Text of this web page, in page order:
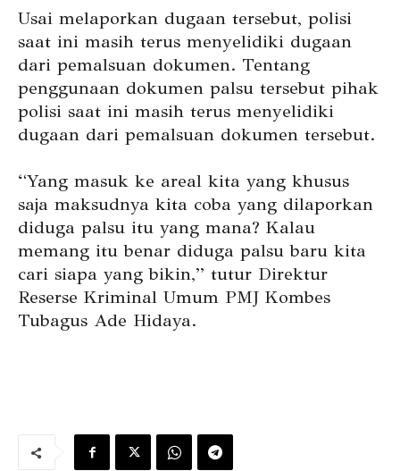
Usai melaporkan dugaan tersebut, polisi
saat ini masih terus menyelidiki dugaan
dari pemalsuan dokumen. Tentang
penggunaan dokumen palsu tersebut pihak
polisi saat ini masih terus menyelidiki
dugaan dari pemalsuan dokumen tersebut.
“Yang masuk ke areal kita yang khusus
saja maksudnya kita coba yang dilaporkan
diduga palsu itu yang mana? Kalau
memang itu benar diduga palsu baru kita
cari siapa yang bikin,” tutur Direktur
Reserse Kriminal Umum PMJ Kombes
Tubagus Ade Hidaya.